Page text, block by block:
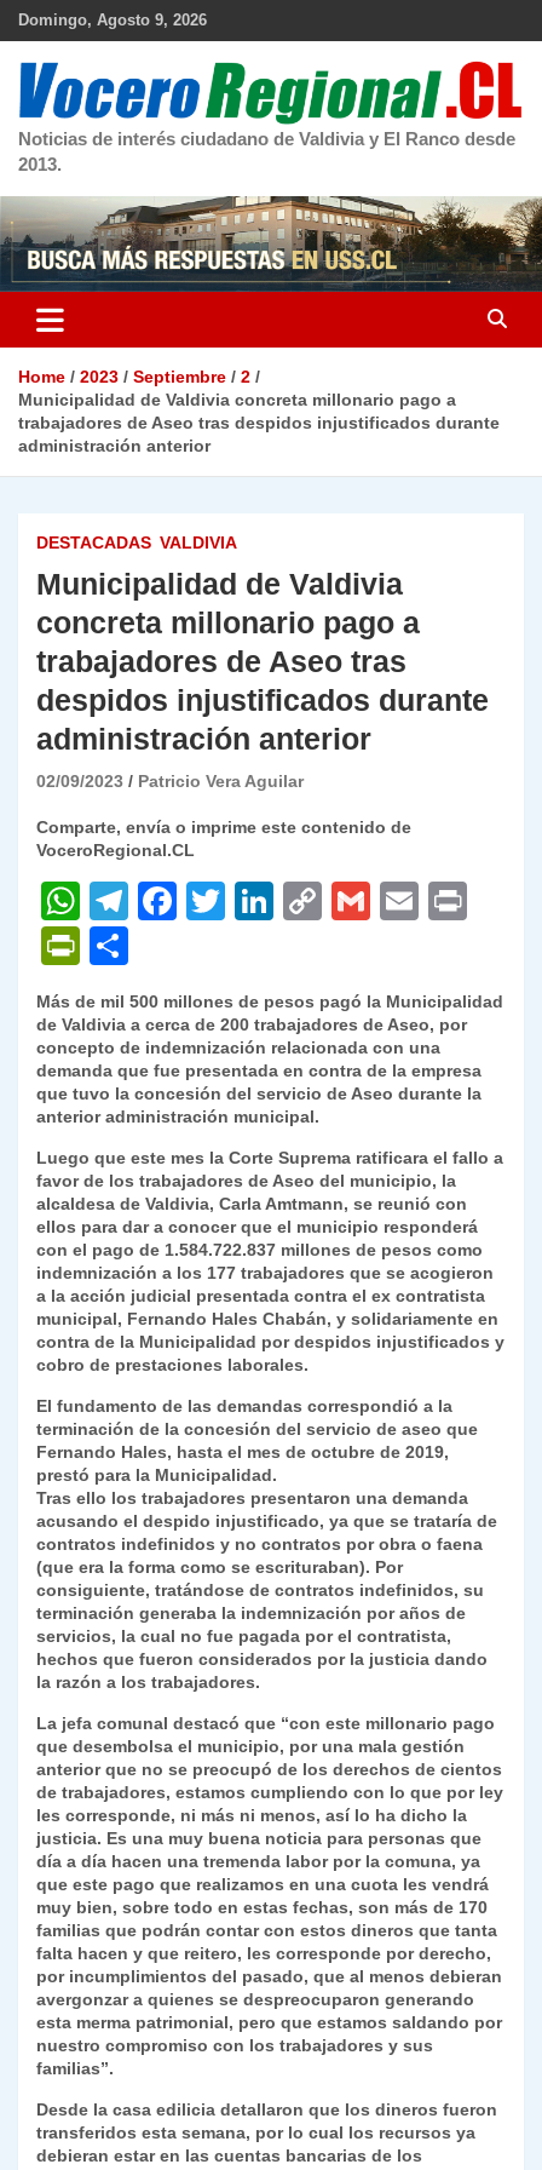
Skip
Domingo, Agosto 9, 2026
Noticias de interés ciudadano de Valdivia y El Ranco desde
2013.
Home 2023 Septiembre
2
Municipalidad de Valdivia concreta millonario pago a
trabajadores de Aseo tras despidos injustificados durante
administración anterior
DESTACADAS VALDIVIA
Municipalidad de Valdivia
concreta millonario pago a
trabajadores de Aseo tras
despidos injustificados durante
administración anterior
02/09/2023 Patricio Vera Aguilar
Comparte, envía o imprime este contenido de
VoceroRegional.CL
W
h
at
s
A
p
p
T
gr
a
m
F
e
b
o
o
k
T
er
Li
e
dI
n
C
y
Li
n
G
l
E
l
P
ri
nt
Fr
ie
dl
y
o
m
p
ar
Más de mil 500 millones de pesos pagó la Municipalidad
de Valdivia a cerca de 200 trabajadores de Aseo, por
concepto de indemnización relacionada con una
demanda que fue presentada en contra de la empresa
que tuvo la concesión del servicio de Aseo durante la
anterior administración municipal.
Luego que este mes la Corte Suprema ratificara el fallo a
favor de los trabajadores de Aseo del municipio, la
alcaldesa de Valdivia, Carla Amtmann, se reunió con
ellos para dar a conocer que el municipio responderá
con el pago de 1.584.722.837 millones de pesos como
indemnización a los 177 trabajadores que se acogieron
a la acción judicial presentada contra el ex contratista
municipal, Fernando Hales Chabán, y solidariamente en
contra de la Municipalidad por despidos injustificados y
cobro de prestaciones laborales.
El fundamento de las demandas correspondió a la
terminación de la concesión del servicio de aseo que
Fernando Hales, hasta el mes de octubre de 2019,
prestó para la Municipalidad.
Tras ello los trabajadores presentaron una demanda
acusando el despido injustificado, ya que se trataría de
contratos indefinidos y no contratos por obra o faena
(que era la forma como se escrituraban). Por
consiguiente, tratándose de contratos indefinidos, su
terminación generaba la indemnización por años de
servicios, la cual no fue pagada por el contratista,
hechos que fueron considerados por la justicia dando
la razón a los trabajadores.
La jefa comunal destacó que “con este millonario pago
que desembolsa el municipio, por una mala gestión
anterior que no se preocupó de los derechos de cientos
de trabajadores, estamos cumpliendo con lo que por ley
les corresponde, ni más ni menos, así lo ha dicho la
justicia. Es una muy buena noticia para personas que
día a día hacen una tremenda labor por la comuna, ya
que este pago que realizamos en una cuota les vendrá
muy bien, sobre todo en estas fechas, son más de 170
familias que podrán contar con estos dineros que tanta
falta hacen y que reitero, les corresponde por derecho,
por incumplimientos del pasado, que al menos debieran
avergonzar a quienes se despreocuparon generando
esta merma patrimonial, pero que estamos saldando por
nuestro compromiso con los trabajadores y sus
familias”.
Desde la casa edilicia detallaron que los dineros fueron
transferidos esta semana, por lo cual los recursos ya
debieran estar en las cuentas bancarias de los